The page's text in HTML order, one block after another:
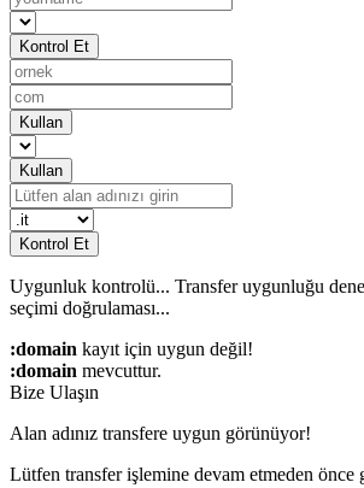
Kontrol Et
Kullan
Kullan
Kontrol Et
Uygunluk kontrolü... Transfer uygunluğu
seçimi doğrulaması...
:domain kayıt için uygun değil!
:domain mevcuttur.
Bize Ulaşın
Alan adınız transfere uygun görünüyor!
Lütfen transfer işlemine devam etmeden önce